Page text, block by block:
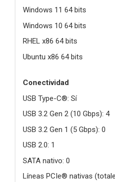
Windows 11 64 bits
Windows 10 64 bits
RHEL x86 64 bits
Ubuntu x86 64 bits
Conectividad
USB Type-C®: Sí
USB 3.2 Gen 2 (10 Gbps): 4
USB 3.2 Gen 1 (5 Gbps): 0
USB 2.0: 1
SATA nativo: 0
Líneas PCIe® nativas